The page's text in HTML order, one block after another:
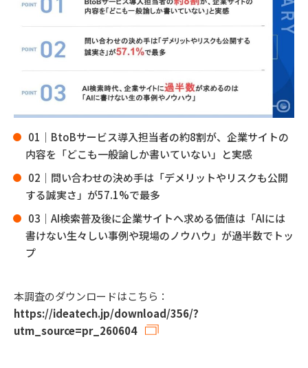
01｜BtoBサービス導入担当者の約8割が、企業サイトの
内容を「どこも一般論しか書いていない」と実感
02｜問い合わせの決め手は「デメリットやリスクも公開
する誠実さ」が57.1%で最多
03｜AI検索普及後に企業サイトへ求める価値は「AIには
書けない生々しい事例や現場のノウハウ」が過半数でトッ
プ
本調査のダウンロードはこちら：
https://ideatech.jp/download/356/?
utm_source=pr_260604